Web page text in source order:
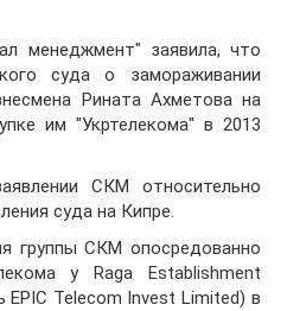
менеджмент" заявила, что
суда о замораживании
Рината Ахметова на
им "Укртелекома" в 2013
СКМ относительно
суда на Кипре.
группы СКМ опосредованно
у Raga Establishment
EPIC Telecom Invest Limited) в